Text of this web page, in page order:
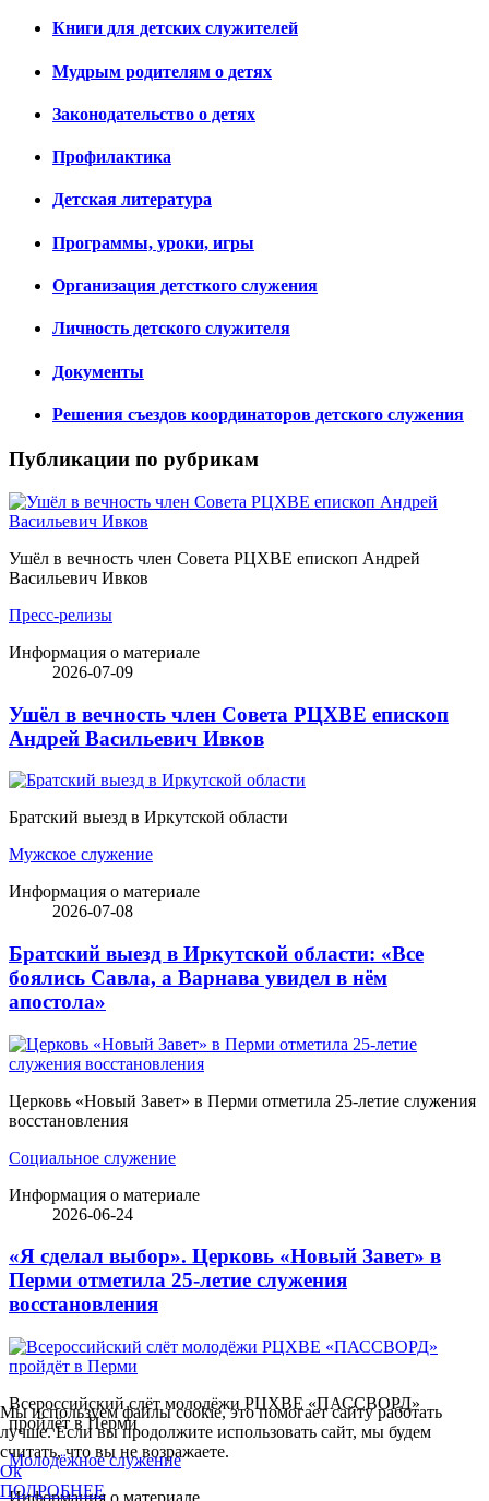
Книги для детских служителей
Мудрым родителям о детях
Законодательство о детях
Профилактика
Детская литература
Программы, уроки, игры
Организация детсткого служения
Личность детского служителя
Документы
Решения съездов координаторов детского служения
Публикации по рубрикам
Ушёл в вечность член Совета РЦХВЕ епископ Андрей
Васильевич Ивков
Пресс-релизы
Информация о материале
2026-07-09
Ушёл в вечность член Совета РЦХВЕ епископ
Андрей Васильевич Ивков
Братский выезд в Иркутской области
Мужское служение
Информация о материале
2026-07-08
Братский выезд в Иркутской области: «Все
боялись Савла, а Варнава увидел в нём
апостола»
Церковь «Новый Завет» в Перми отметила 25-летие служения
восстановления
Социальное служение
Информация о материале
2026-06-24
«Я сделал выбор». Церковь «Новый Завет» в
Перми отметила 25-летие служения
восстановления
Всероссийский слёт молодёжи РЦХВЕ «ПАССВОРД»
пройдёт в Перми
Молодёжное служение
Информация о материале
Мы используем файлы cookie, это помогает сайту работать
лучше. Если вы продолжите использовать сайт, мы будем
считать, что вы не возражаете.
Ok
ПОДРОБНЕЕ